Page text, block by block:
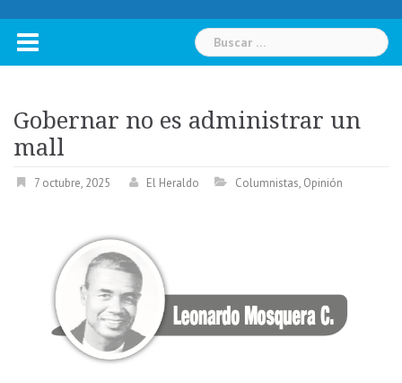
Buscar:
Gobernar no es administrar un
mall
7 octubre, 2025 El Heraldo Columnistas, Opinión